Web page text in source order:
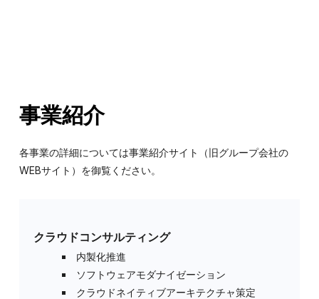
事業紹介
各事業の詳細については事業紹介サイト（旧グループ会社の
WEBサイト）を御覧ください。
クラウドコンサルティング
内製化推進
ソフトウェアモダナイゼーション
クラウドネイティブアーキテクチャ策定